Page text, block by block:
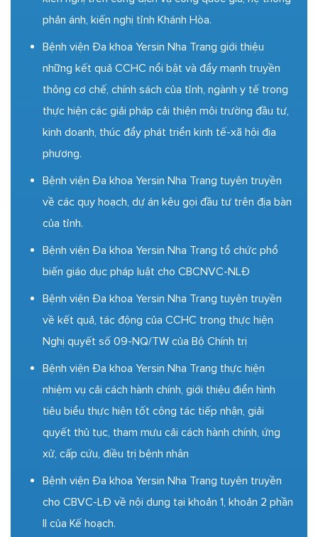
phản ánh, kiến nghị tỉnh Khánh Hòa.
Bệnh viện Đa khoa Yersin Nha Trang giới thiệu
những kết quả CCHC nổi bật và đẩy mạnh truyền
thông cơ chế, chính sách của tỉnh, ngành y tế trong
thực hiện các giải pháp cải thiện môi trường đầu tư,
kinh doanh, thúc đẩy phát triển kinh tế-xã hội địa
phương.
Bệnh viện Đa khoa Yersin Nha Trang tuyên truyền
về các quy hoạch, dự án kêu gọi đầu tư trên địa bàn
của tỉnh.
Bệnh viện Đa khoa Yersin Nha Trang tổ chức phổ
biến giáo dục pháp luật cho CBCNVC-NLĐ
Bệnh viện Đa khoa Yersin Nha Trang tuyên truyền
về kết quả, tác động của CCHC trong thực hiện
Nghị quyết số 09-NQ/TW của Bộ Chính trị
Bệnh viện Đa khoa Yersin Nha Trang thực hiện
nhiệm vụ cải cách hành chính, giới thiệu điển hình
tiêu biểu thực hiện tốt công tác tiếp nhận, giải
quyết thủ tục, tham mưu cải cách hành chính, ứng
xử, cấp cứu, điều trị bệnh nhân
Bệnh viện Đa khoa Yersin Nha Trang tuyên truyền
cho CBVC-LĐ về nội dung tại khoản 1, khoản 2 phần
II của Kế hoạch.